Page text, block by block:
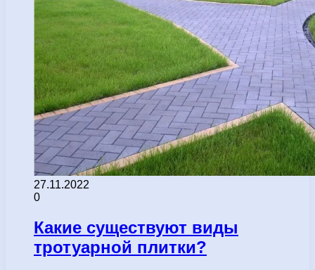
27.11.2022
0
Какие существуют виды
тротуарной плитки?